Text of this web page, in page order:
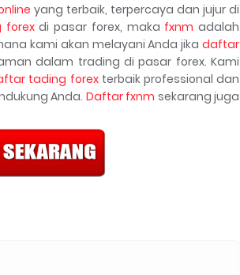
yang terbaik, terpercaya dan jujur di
forexdi pasar forex, maka fxnm adalah
kami akan melayani Anda jika daftar
dalam trading di pasar forex. Kami
tading forexterbaik professional dan
Anda. Daftar fxnm sekarang juga